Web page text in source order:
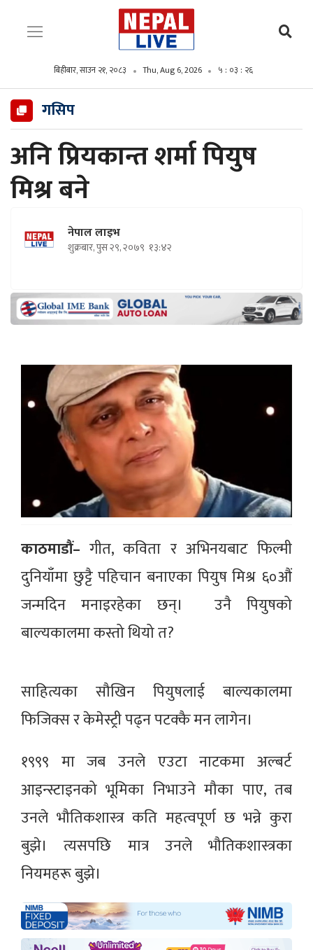
बिहीबार, साउन २१, २०८३ Thu, Aug 6, 2026 ५ : ०३ : २७
गसिप
अनि प्रियकान्त शर्मा पियुष
मिश्र बने
नेपाल लाइभ
शुक्रबार, पुस २९, २०७९ १३:४२
काठमाडौं– गीत, कविता र अभिनयबाट फिल्मी
दुनियाँमा छुट्टै पहिचान बनाएका पियुष मिश्र ६०औं
जन्मदिन मनाइरहेका छन्। उनै पियुषको
बाल्यकालमा कस्तो थियो त?
साहित्यका सौखिन पियुषलाई बाल्यकालमा
फिजिक्स र केमेस्ट्री पढ्न पटक्कै मन लागेन।
१९९९ मा जब उनले एउटा नाटकमा अल्बर्ट
आइन्स्टाइनको भूमिका निभाउने मौका पाए, तब
उनले भौतिकशास्त्र कति महत्वपूर्ण छ भन्ने कुरा
बुझे। त्यसपछि मात्र उनले भौतिकशास्त्रका
नियमहरू बुझे।